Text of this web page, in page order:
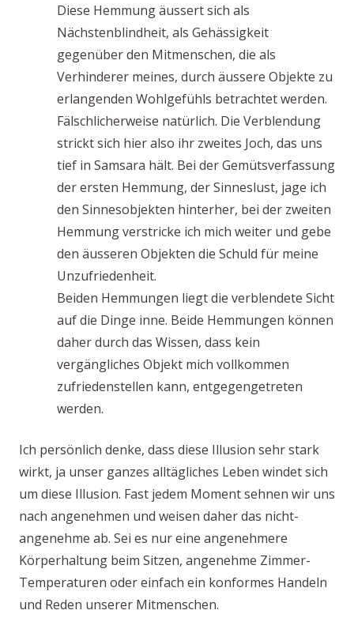
Diese Hemmung äussert sich als
Nächstenblindheit, als Gehässigkeit
gegenüber den Mitmenschen, die als
Verhinderer meines, durch äussere Objekte zu
erlangenden Wohlgefühls betrachtet werden.
Fälschlicherweise natürlich. Die Verblendung
strickt sich hier also ihr zweites Joch, das uns
tief in Samsara hält. Bei der Gemütsverfassung
der ersten Hemmung, der Sinneslust, jage ich
den Sinnesobjekten hinterher, bei der zweiten
Hemmung verstricke ich mich weiter und gebe
den äusseren Objekten die Schuld für meine
Unzufriedenheit.
Beiden Hemmungen liegt die verblendete Sicht
auf die Dinge inne. Beide Hemmungen können
daher durch das Wissen, dass kein
vergängliches Objekt mich vollkommen
zufriedenstellen kann, entgegengetreten
werden.
Ich persönlich denke, dass diese Illusion sehr stark
wirkt, ja unser ganzes alltägliches Leben windet sich
um diese Illusion. Fast jedem Moment sehnen wir uns
nach angenehmen und weisen daher das nicht-
angenehme ab. Sei es nur eine angenehmere
Körperhaltung beim Sitzen, angenehme Zimmer-
Temperaturen oder einfach ein konformes Handeln
und Reden unserer Mitmenschen.